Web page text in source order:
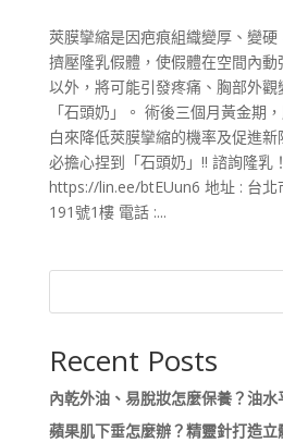
莢膜攣縮是因疤痕組織變厚、變
擠壓隆乳假體，使假體在空間內
以外，將可能引發疼痛、胸部外
「石頭奶」。 術後三個月黃金期
白來降低莢膜攣縮的機率及促進
必擔心捏到「石頭奶」!! 諮詢隆乳
https://lin.ee/btEUun6 地址 : 台北
191號1樓 電話 :...
Recent Posts
內乾外油、易脫妝怎麼保養？油
蘋果肌下垂怎麼辦？精靈針打造立